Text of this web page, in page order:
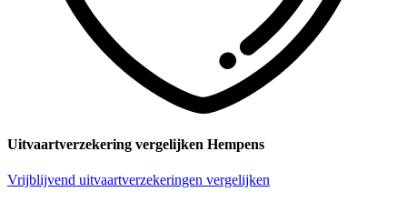
Uitvaartverzekering vergelijken Hempens
Vrijblijvend uitvaartverzekeringen vergelijken